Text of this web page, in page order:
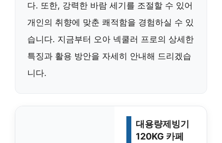
다. 또한, 강력한 바람 세기를 조절할 수 있어
개인의 취향에 맞춘 쾌적함을 경험하실 수 있
습니다. 지금부터 오아 넥쿨러 프로의 상세한
특징과 활용 방안을 자세히 안내해 드리겠습
니다.
대용량제빙기
120KG 카페